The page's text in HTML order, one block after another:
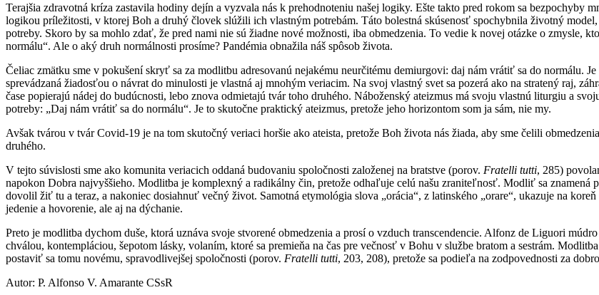
Terajšia zdravotná kríza zastavila hodiny dejín a vyzvala nás k prehodnoteniu našej logiky. Ešte takto pred rokom sa
logikou príležitosti, v ktorej Boh a druhý človek slúžili ich vlastným potrebám. Táto bolestná skúsenosť spochybnila životný
potreby. Skoro by sa mohlo zdať, že pred nami nie sú žiadne nové možnosti, iba obmedzenia. To vedie k novej otázke o zmysle,
normálu“. Ale o aký druh normálnosti prosíme? Pandémia obnažila náš spôsob života.
Čeliac zmätku sme v pokušení skryť sa za modlitbu adresovanú nejakému neurčitému demiurgovi: daj nám vrátiť sa do normálu.
sprevádzaná žiadosťou o návrat do minulosti je vlastná aj mnohým veriacim. Na svoj vlastný svet sa pozerá ako na stratený raj,
čase popierajú nádej do budúcnosti, lebo znova odmietajú tvár toho druhého. Náboženský ateizmus má svoju vlastnú liturgiu a
potreby: „Daj nám vrátiť sa do normálu“. Je to skutočne praktický ateizmus, pretože jeho horizontom som ja sám, nie my.
Avšak tvárou v tvár Covid-19 je na tom skutočný veriaci horšie ako ateista, pretože Boh života nás žiada, aby sme čelili
druhého.
V tejto súvislosti sme ako komunita veriacich oddaná budovaniu spoločnosti založenej na bratstve (porov. Fratelli tutti, 285)
napokon Dobra najvyššieho. Modlitba je komplexný a radikálny čin, pretože odhaľuje celú našu zraniteľnosť. Modliť sa
dovolil žiť tu a teraz, a nakoniec dosiahnuť večný život. Samotná etymológia slova „orácia“, z latinského „orare“, ukazuje na
jedenie a hovorenie, ale aj na dýchanie.
Preto je modlitba dychom duše, ktorá uznáva svoje stvorené obmedzenia a prosí o vzduch transcendencie. Alfonz de Liguori
chválou, kontempláciou, šepotom lásky, volaním, ktoré sa premieňa na čas pre večnosť v Bohu v službe bratom a sestrám.
postaviť sa tomu novému, spravodlivejšej spoločnosti (porov. Fratelli tutti, 203, 208), pretože sa podieľa na zodpovednosti za
Autor: P. Alfonso V. Amarante CSsR